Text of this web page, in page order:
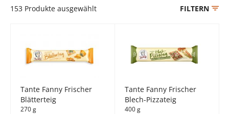
153 Produkte ausgewählt FILTERN
Tante Fanny Frischer
Blätterteig
270 g
Tante Fanny Frischer
Blech-Pizzateig
400 g